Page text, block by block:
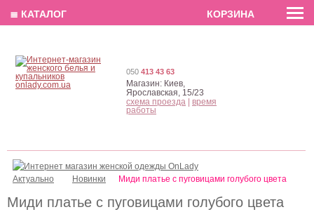
EN РУС
Миди платье с пуговицами голубого цвета
Актуально Новинки Миди платье с пуговицами голубого цвета
050 413 43 63
Магазин: Киев,
Ярославская, 15/23
схема проезда
время
работы
≣ КАТАЛОГ КОРЗИНА